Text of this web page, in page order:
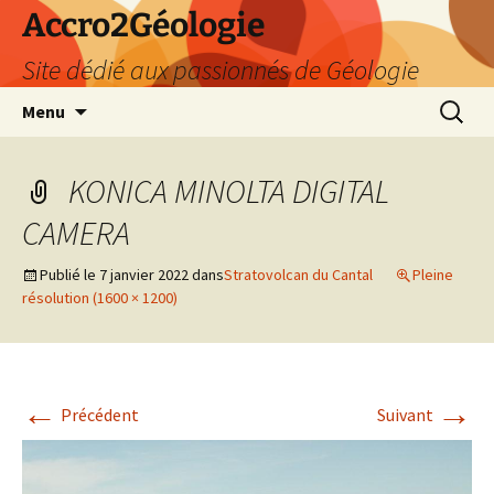
Accro2Géologie
Site dédié aux passionnés de Géologie
Menu
KONICA MINOLTA DIGITAL
CAMERA
Publié le 7 janvier 2022dansStratovolcan du Cantal
Pleine
résolution (1600 × 1200)
← Précédent Suivant →